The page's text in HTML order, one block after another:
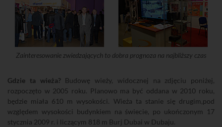
Zainteresowanie zwiedzających to dobra prognoza na najbliższy czas
Gdzie ta wieża? Budowę wieży, widocznej na zdjęciu poniżej,
rozpoczęto w 2005 roku. Planowo ma być oddana w 2010 roku,
będzie miała 610 m wysokości. Wieża ta stanie się drugim,pod
względem wysokości budynkiem na świecie, po ukończonym 17
stycznia 2009 r. i liczącym 818 m Burj Dubai w Dubaju.